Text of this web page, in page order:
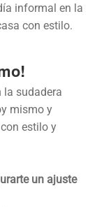
informal en la
con estilo.
la sudadera
mismo y
estilo y
un ajuste